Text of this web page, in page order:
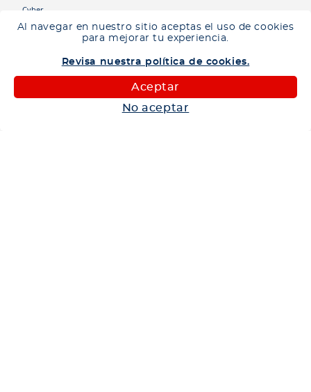
Al navegar en nuestro sitio aceptas el uso de cookies
para mejorar tu experiencia.
Revisa nuestra política de cookies.
Aceptar
No aceptar
Cyber